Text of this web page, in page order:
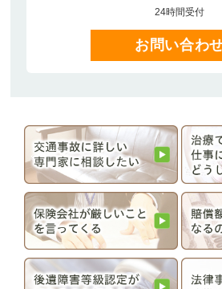
24時間受付
お問い合わ